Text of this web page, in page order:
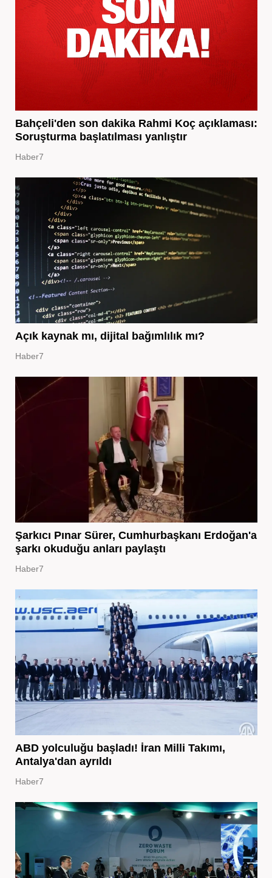
Bahçeli'den son dakika Rahmi Koç açıklaması:
Soruşturma başlatılması yanlıştır
Haber7
Açık kaynak mı, dijital bağımlılık mı?
Haber7
Şarkıcı Pınar Sürer, Cumhurbaşkanı Erdoğan'a
şarkı okuduğu anları paylaştı
Haber7
ABD yolculuğu başladı! İran Milli Takımı,
Antalya'dan ayrıldı
Haber7